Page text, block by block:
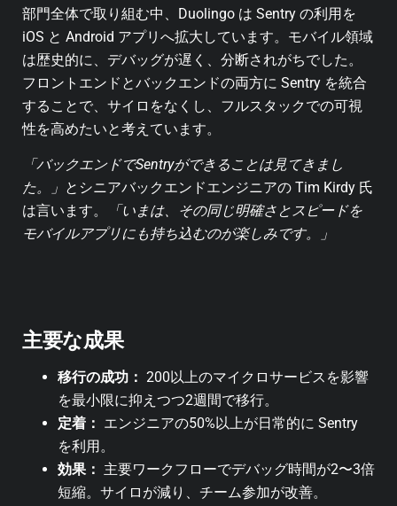
部門全体で取り組む中、Duolingo は Sentry の利用を
iOS と Android アプリへ拡大しています。モバイル領域
は歴史的に、デバッグが遅く、分断されがちでした。
フロントエンドとバックエンドの両方に Sentry を統合
することで、サイロをなくし、フルスタックでの可視
性を高めたいと考えています。
「バックエンドでSentryができることは見てきまし
た。」 とシニアバックエンドエンジニアの Tim Kirdy 氏
は言います。
「いまは、その同じ明確さとスピードを
モバイルアプリにも持ち込むのが楽しみです。」
主要な成果
移行の成功： 200以上のマイクロサービスを影響
を最小限に抑えつつ2週間で移行。
定着： エンジニアの50%以上が日常的に Sentry
を利用。
効果： 主要ワークフローでデバッグ時間が2〜3倍
短縮。サイロが減り、チーム参加が改善。